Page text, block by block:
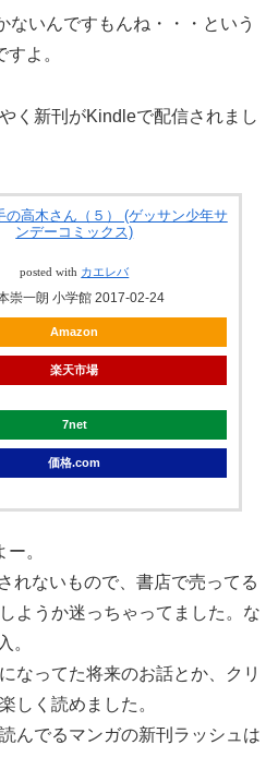
ないんですもんね・・・という
よ。
く新刊がKindleで配信されまし
の高木さん（５） (ゲッサン少年サ
ンデーコミックス)
posted with カエレバ
崇一朗 小学館 2017-02-24
Amazon
楽天市場
7net
価格.com
。
れないもので、書店で売ってる
ようか迷っちゃってました。な
。
なってた将来のお話とか、クリ
しく読めました。
んでるマンガの新刊ラッシュは